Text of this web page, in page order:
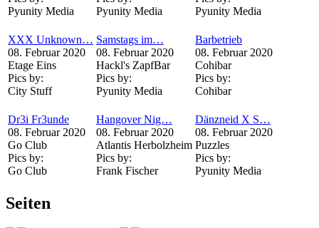
Pyunity Media
Pyunity Media
Pyunity Media
XXX Unknown…
08. Februar 2020
Etage Eins
Pics by:
City Stuff
Samstags im…
08. Februar 2020
Hackl's ZapfBar
Pics by:
Pyunity Media
Barbetrieb
08. Februar 2020
Cohibar
Pics by:
Cohibar
Dr3i Fr3unde
08. Februar 2020
Go Club
Pics by:
Go Club
Hangover Nig…
08. Februar 2020
Atlantis Herbolzheim
Pics by:
Frank Fischer
Dänzneid X S…
08. Februar 2020
Puzzles
Pics by:
Pyunity Media
Seiten